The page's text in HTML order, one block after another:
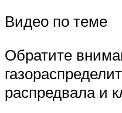
Видео по теме
Обратите
распредвала и